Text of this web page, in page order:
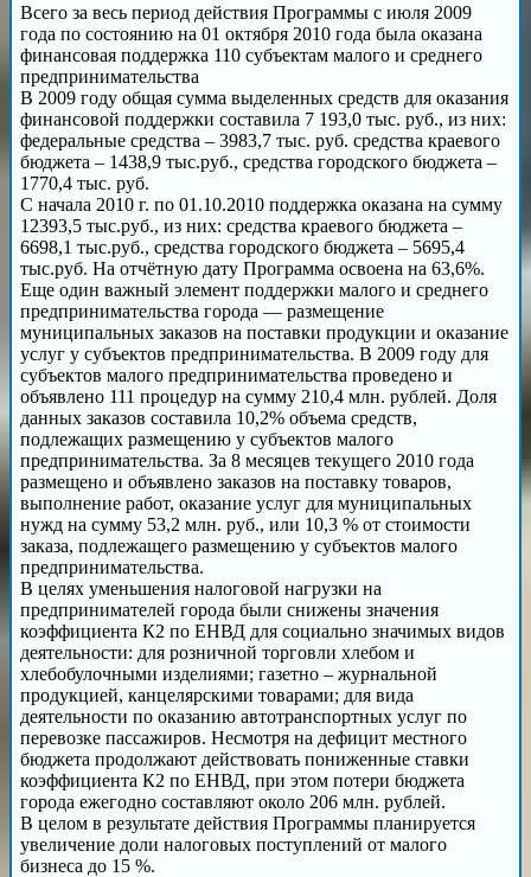
Всего за весь период действия Программы с июля 2009
года по состоянию на 01 октября 2010 года была оказана
финансовая поддержка 110 субъектам малого и среднего
предпринимательства
В 2009 году общая сумма выделенных средств для оказания
финансовой поддержки составила 7 193,0 тыс. руб., из них:
федеральные средства – 3983,7 тыс. руб. средства краевого
бюджета – 1438,9 тыс.руб., средства городского бюджета –
1770,4 тыс. руб.
С начала 2010 г. по 01.10.2010 поддержка оказана на сумму
12393,5 тыс.руб., из них: средства краевого бюджета –
6698,1 тыс.руб., средства городского бюджета – 5695,4
тыс.руб. На отчётную дату Программа освоена на 63,6%.
Еще один важный элемент поддержки малого и среднего
предпринимательства города — размещение
муниципальных заказов на поставки продукции и оказание
услуг у субъектов предпринимательства. В 2009 году для
субъектов малого предпринимательства проведено и
объявлено 111 процедур на сумму 210,4 млн. рублей. Доля
данных заказов составила 10,2% объема средств,
подлежащих размещению у субъектов малого
предпринимательства. За 8 месяцев текущего 2010 года
размещено и объявлено заказов на поставку товаров,
выполнение работ, оказание услуг для муниципальных
нужд на сумму 53,2 млн. руб., или 10,3 % от стоимости
заказа, подлежащего размещению у субъектов малого
предпринимательства.
В целях уменьшения налоговой нагрузки на
предпринимателей города были снижены значения
коэффициента К2 по ЕНВД для социально значимых видов
деятельности: для розничной торговли хлебом и
хлебобулочными изделиями; газетно – журнальной
продукцией, канцелярскими товарами; для вида
деятельности по оказанию автотранспортных услуг по
перевозке пассажиров. Несмотря на дефицит местного
бюджета продолжают действовать пониженные ставки
коэффициента К2 по ЕНВД, при этом потери бюджета
города ежегодно составляют около 206 млн. рублей.
В целом в результате действия Программы планируется
увеличение доли налоговых поступлений от малого
бизнеса до 15 %.